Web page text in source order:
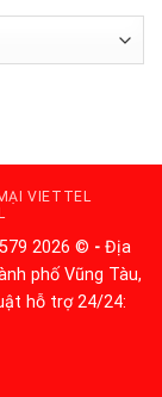
VIETTEL
2026 © -Địa
phố Vũng Tàu,
hỗ trợ 24/24: